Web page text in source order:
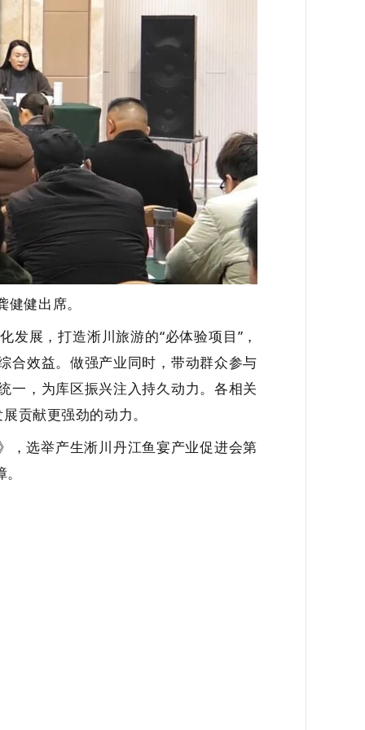
健出席。
展，打造淅川旅游的“必体验项目”，
合效益。做强产业同时，带动群众参与
一，为库区振兴注入持久动力。各相关
贡献更强劲的动力。
，选举产生淅川丹江鱼宴产业促进会第